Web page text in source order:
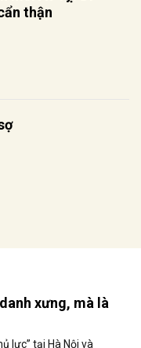
thận
xưng, mà là
lực” tại Hà Nội và